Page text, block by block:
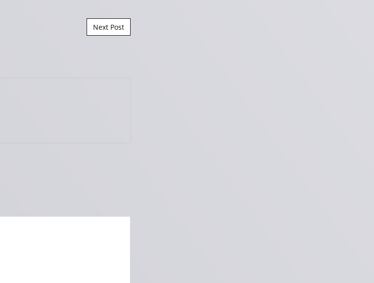
Next Post